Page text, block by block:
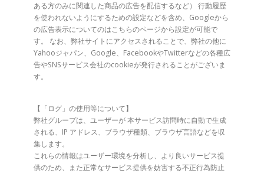
ある方のみに関連した商品の広告を配信するなど） 行動履歴
を使われないようにするための設定などを含め、Googleから
の広告表示についてのはこちらのページから設定が可能で
す。 なお、弊社サイトにアクセスされることで、弊社の他に
Yahooジャパン、Google、FacebookやTwitterなどの各種広
告やSNSサービス会社のcookieが発行されることがございま
す。
【「ログ」の使用等について】
弊社グループは、ユーザーが 本サービス訪問時に自動で生成
される、IP アドレス、ブラウザ種類、ブラウザ言語などを収
集します。
これらの情報はユーザー環境を分析し、より良いサービス提
供のため、また正常なサービス提供を妨害する不正行為防止